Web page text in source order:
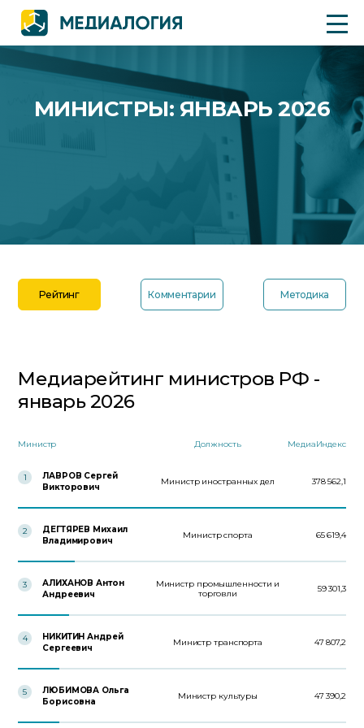
МИНИСТРЫ: ЯНВАРЬ 2026
Рейтинг Комментарии Методика
Медиарейтинг министров РФ -
январь 2026
Министр Должность МедиаИндекс
1
ЛАВРОВ Сергей
Викторович
Министр иностранных дел 378 562,1
2
ДЕГТЯРЕВ Михаил
Владимирович
Министр спорта 65 619,4
3
АЛИХАНОВ Антон
Андреевич
Министр промышленности и
торговли
59 301,3
4
НИКИТИН Андрей
Сергеевич
Министр транспорта 47 807,2
5
ЛЮБИМОВА Ольга
Борисовна
Министр культуры 47 390,2